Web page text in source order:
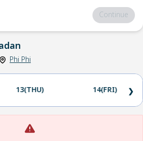
Continue
Phi Phi
13(THU) 14(FRI) ❯